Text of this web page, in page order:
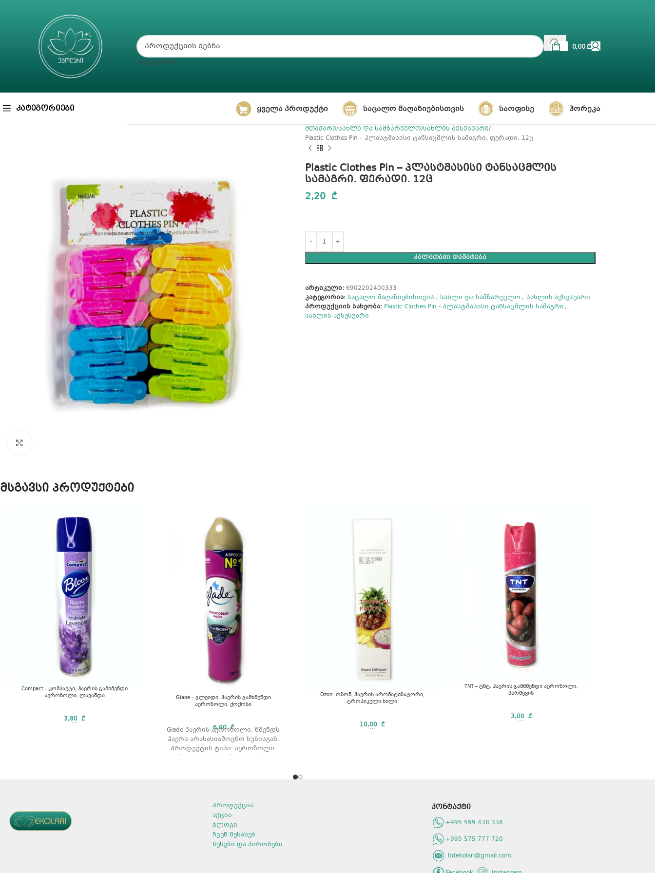
ᲙᲐᲢᲔᲒᲝᲠᲘᲐ
0,00₾
ᲙᲐᲢᲔᲒᲝᲠᲘᲔᲑᲘ ᲧᲕᲔᲚᲐ ᲞᲠᲝᲓᲣᲥᲢᲘ ᲡᲐᲪᲐᲚᲝ ᲛᲐᲦᲐᲖᲘᲔᲑᲘᲡᲗᲕᲘᲡ ᲡᲐᲝᲤᲘᲡᲔ ᲰᲝᲠᲔᲙᲐ
მთავარი სახლი და სამზარეულო სახლის აქსესუარი
Plastic Clothes Pin – პლასტმასისი ტანსაცმლის სამაგრი, ფერადი, 12ც
Plastic Clothes Pin – პლასტმასისი ტანსაცმლის
სამაგრი, ფერადი, 12ც
2,20 ₾
…
ᲙᲐᲚᲐᲗᲐᲨᲘ ᲓᲐᲛᲐᲢᲔᲑᲐ
არტიკული: 6902202400333
კატეგორია: საცალო მაღაზიებისთვის , სახლი და სამზარეულო , სახლის აქსესუარი
პროდუქციის სახეობა: Plastic Clothes Pin - პლასტმასისი ტანსაცმლის სამაგრი ,
სახლის აქსესუარი
მსგავსი პროდუქტები
Compact – კომპაქტი, ჰაერის გამწმენდი
აეროზოლი, ლავანდა
3,80₾
...
Glade – გლეიდი, ჰაერის გამწმენდი
აეროზოლი, ქოქოსი
6,00₾
Glade ჰაერის აეროზოლი. წმენდს
ჰაერს არასასიამოვნო სუნისგან.
პროდუქტის ტიპი: აეროზოლი.
არომატი: ქოქოსი მოცულობა: 300
Ozon- ოზონ, ჰაერის არომატიზატორი,
ტროპიკული ხილი
10,00₾
...
TNT – ტნტ, ჰაერის გამწმენდი აეროზოლი,
მარწყვის
3,00 ₾
...
პროდუქცია
აქცია
ბლოგი
ჩვენ შესახებ
წესები და პირობები
კონტაქტი
+995 599 438 338
+995 575 777 720
ltdekolari@gmail.com